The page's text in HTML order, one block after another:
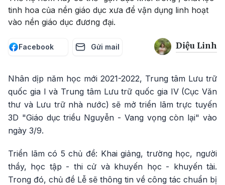
tinh hoa của nền giáo dục xưa để vận dụng linh hoạt
vào nền giáo dục đương đại.
Facebook Gửi mail Diệu Linh
Nhân dịp năm học mới 2021-2022, Trung tâm Lưu trữ
quốc gia I và Trung tâm Lưu trữ quốc gia IV (Cục Văn
thư và Lưu trữ nhà nước) sẽ mở triển lãm trực tuyến
3D "Giáo dục triều Nguyễn - Vang vọng còn lại" vào
ngày 3/9.
Triển lãm có 5 chủ đề: Khai giảng, trường học, người
thầy, học tập - thi cử và khuyến học - khuyến tài.
Trong đó, chủ đề Lễ sẽ thông tin về công tác chuẩn bị